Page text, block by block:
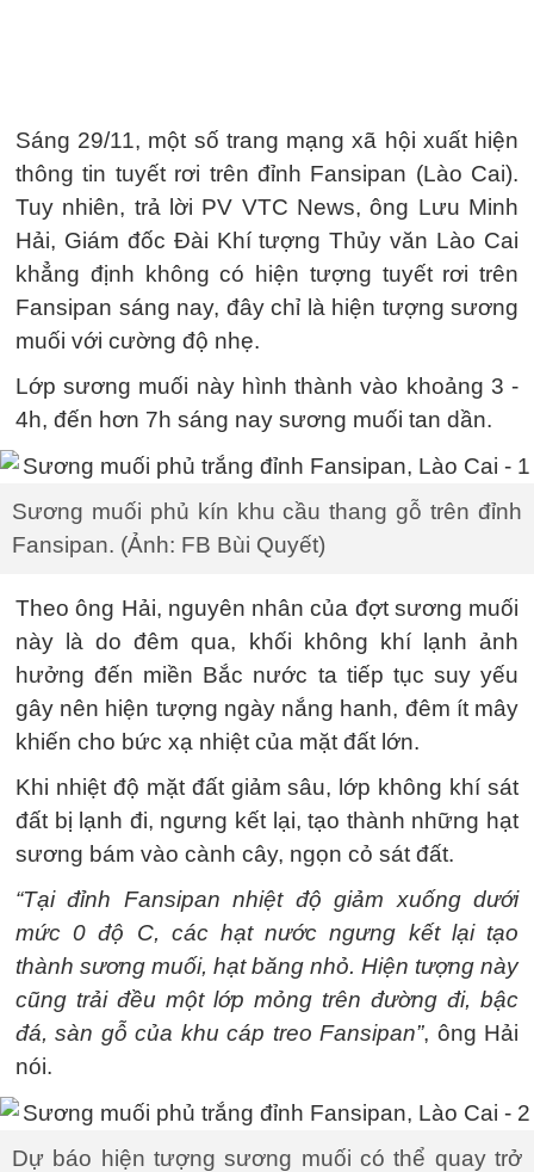
Sáng 29/11, một số trang mạng xã hội xuất hiện
thông tin tuyết rơi trên đỉnh Fansipan (Lào Cai).
Tuy nhiên, trả lời PV VTC News, ông Lưu Minh
Hải, Giám đốc Đài Khí tượng Thủy văn Lào Cai
khẳng định không có hiện tượng tuyết rơi trên
Fansipan sáng nay, đây chỉ là hiện tượng sương
muối với cường độ nhẹ.
Lớp sương muối này hình thành vào khoảng 3 -
4h, đến hơn 7h sáng nay sương muối tan dần.
Sương muối phủ kín khu cầu thang gỗ trên đỉnh
Fansipan. (Ảnh: FB Bùi Quyết)
Theo ông Hải, nguyên nhân của đợt sương muối
này là do đêm qua, khối không khí lạnh ảnh
hưởng đến miền Bắc nước ta tiếp tục suy yếu
gây nên hiện tượng ngày nắng hanh, đêm ít mây
khiến cho bức xạ nhiệt của mặt đất lớn.
Khi nhiệt độ mặt đất giảm sâu, lớp không khí sát
đất bị lạnh đi, ngưng kết lại, tạo thành những hạt
sương bám vào cành cây, ngọn cỏ sát đất.
“Tại đỉnh Fansipan nhiệt độ giảm xuống dưới
mức 0 độ C, các hạt nước ngưng kết lại tạo
thành sương muối, hạt băng nhỏ. Hiện tượng này
cũng trải đều một lớp mỏng trên đường đi, bậc
đá, sàn gỗ của khu cáp treo Fansipan”, ông Hải
nói.
Dự báo hiện tượng sương muối có thể quay trở